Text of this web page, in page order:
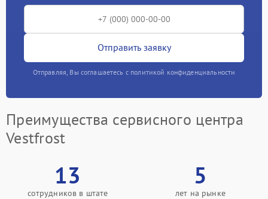
Отправить заявку
Отправляя, Вы соглашаетесь с политикой конфиденциальности
Преимущества сервисного центра
Vestfrost
13
сотрудников в штате
5
лет на рынке